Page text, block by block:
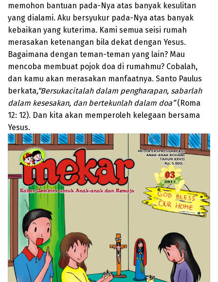
memohon bantuan pada-Nya atas banyak kesulitan
yang dialami. Aku bersyukur pada-Nya atas banyak
kebaikan yang kuterima. Kami semua seisi rumah
merasakan ketenangan bila dekat dengan Yesus.
Bagaimana dengan teman-teman yang lain? Mau
mencoba membuat pojok doa di rumahmu? Cobalah,
dan kamu akan merasakan manfaatnya. Santo Paulus
berkata,“Bersukacitalah dalam pengharapan, sabarlah
dalam kesesakan, dan bertekunlah dalam doa”(Roma
12: 12). Dan kita akan memperoleh kelegaan bersama
Yesus.